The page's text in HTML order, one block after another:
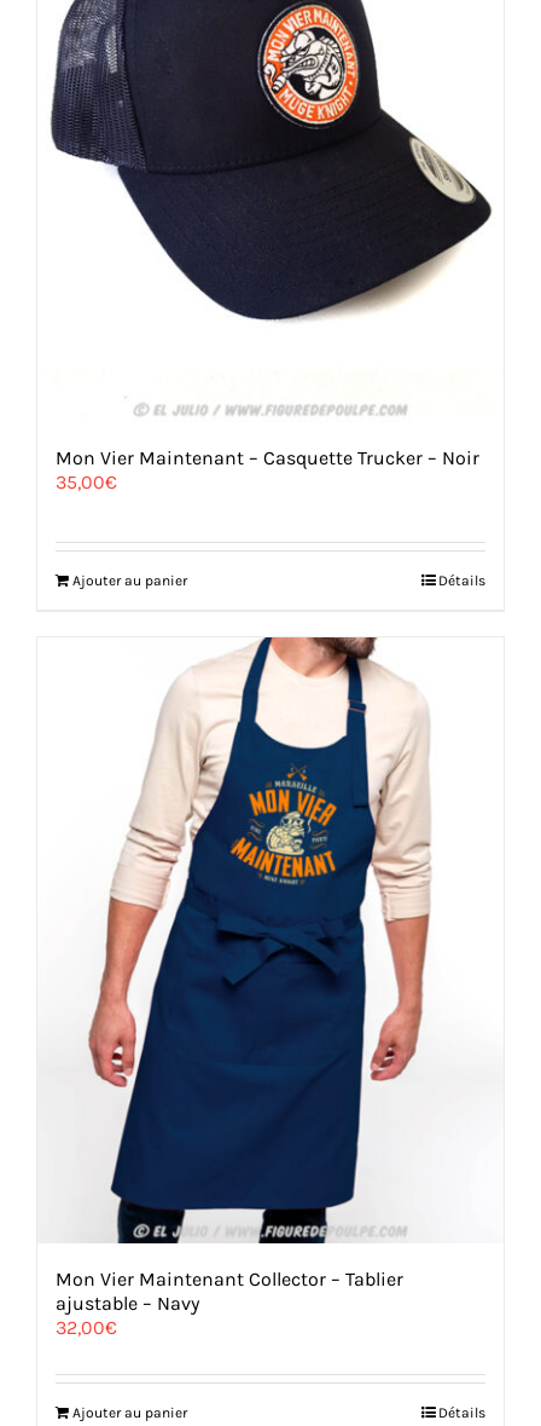
Mon Vier Maintenant – Casquette Trucker – Noir
35,00€
Ajouter au panier Détails
Mon Vier Maintenant Collector – Tablier
ajustable – Navy
32,00€
Ajouter au panier Détails